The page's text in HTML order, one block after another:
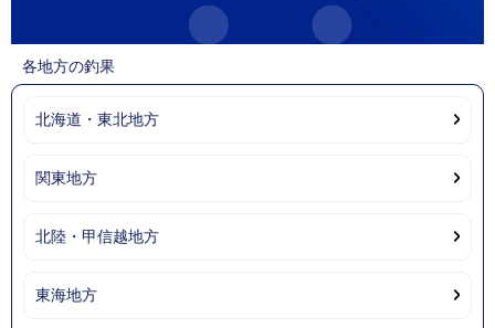
各地方の釣果
北海道・東北地方
関東地方
北陸・甲信越地方
東海地方